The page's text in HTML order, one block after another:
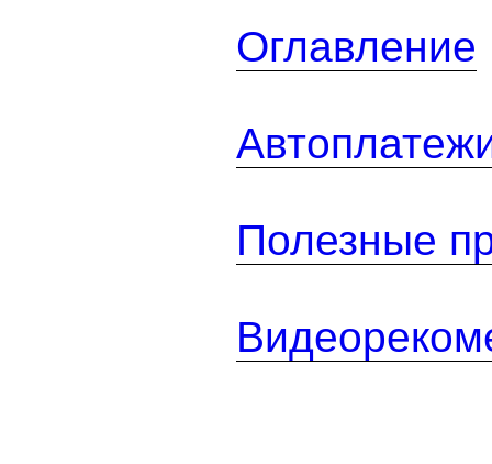
Оглавление
Полезные